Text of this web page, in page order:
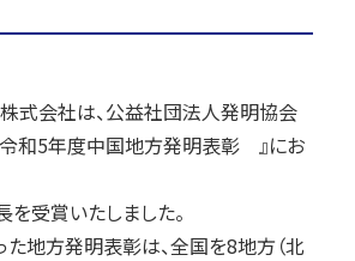
式会社は、公益社団法人発明協会
和5年度中国地方発明表彰 』にお
受賞いたしました。
地方発明表彰は、全国を8地方（北